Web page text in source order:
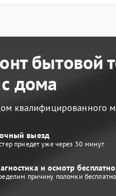
бытовой
дома
квалифицированного
выезд
приедет уже через 30 минут
и осмотр бесплатно
причину поломки бесплатно